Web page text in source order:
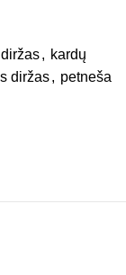
, kardų
diržas, petneša